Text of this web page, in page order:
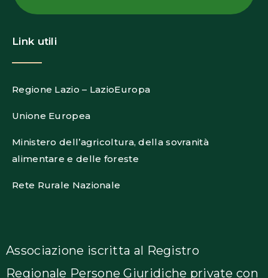
Link utili
Regione Lazio – LazioEuropa
Unione Europea
Ministero dell’agricoltura, della sovranità
alimentare e delle foreste
Rete Rurale Nazionale
Associazione iscritta al Registro
Regionale Persone Giuridiche private con